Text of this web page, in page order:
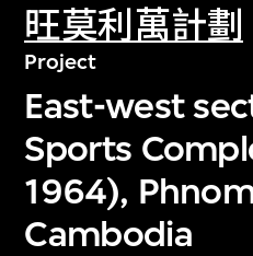
旺莫利萬計劃
Project
East-west
Sports
1964),
Cambodia